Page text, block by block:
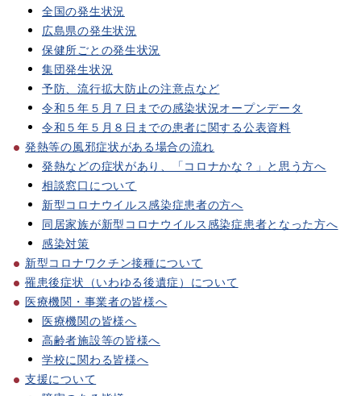
全国の発生状況
広島県の発生状況
保健所ごとの発生状況
集団発生状況
予防、流行拡大防止の注意点など
令和５年５月７日までの感染状況オープンデータ
令和５年５月８日までの患者に関する公表資料
発熱等の風邪症状がある場合の流れ
発熱などの症状があり、「コロナかな？」と思う方へ
相談窓口について
新型コロナウイルス感染症患者の方へ
同居家族が新型コロナウイルス感染症患者となった方へ
感染対策
新型コロナワクチン接種について
罹患後症状（いわゆる後遺症）について
医療機関・事業者の皆様へ
医療機関の皆様へ
高齢者施設等の皆様へ
学校に関わる皆様へ
支援について